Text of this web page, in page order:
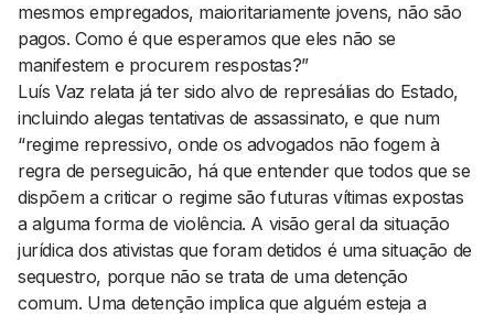
mesmos empregados, maioritariamente jovens, não são
pagos. Como é que esperamos que eles não se
manifestem e procurem respostas?”
Luís Vaz relata já ter sido alvo de represálias do Estado,
incluindo alegas tentativas de assassinato, e que num
“regime repressivo, onde os advogados não fogem à
regra de perseguicão, há que entender que todos que se
dispõem a criticar o regime são futuras vítimas expostas
a alguma forma de violência. A visão geral da situação
jurídica dos ativistas que foram detidos é uma situação de
sequestro, porque não se trata de uma detenção
comum. Uma detenção implica que alguém esteja a